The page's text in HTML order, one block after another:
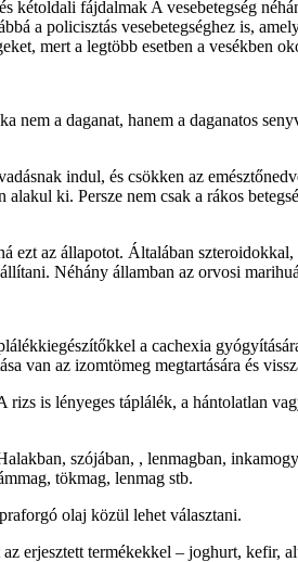
fájdalmak A vesebetegség
a policisztás vesebetegséghez is,
mert a legtöbb esetben a vesékben
a daganat, hanem a daganatos
indul, és csökken az
ki. Persze nem csak a rákos
ezt az állapotot. Általában
Néhány államban az orvosi
a cachexia
van az izomtömeg megtartására és
is lényeges táplálék, a hántolatlan
szójában, , lenmagban,
tökmag, lenmag stb.
olaj közül lehet választani.
erjesztett termékekkel – joghurt, kefir,